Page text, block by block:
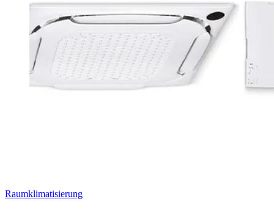
Raumklimatisierung